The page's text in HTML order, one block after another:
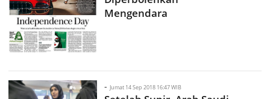
Mengendara
- Jumat 14 Sep 2018 16:47 WIB